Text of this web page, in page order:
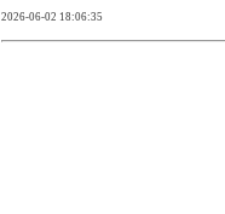
2026-06-02 18:06:35